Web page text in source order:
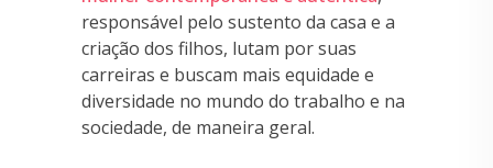
responsável pelo sustento da casa e a
criação dos filhos, lutam por suas
carreiras e buscam mais equidade e
diversidade no mundo do trabalho e na
sociedade, de maneira geral.